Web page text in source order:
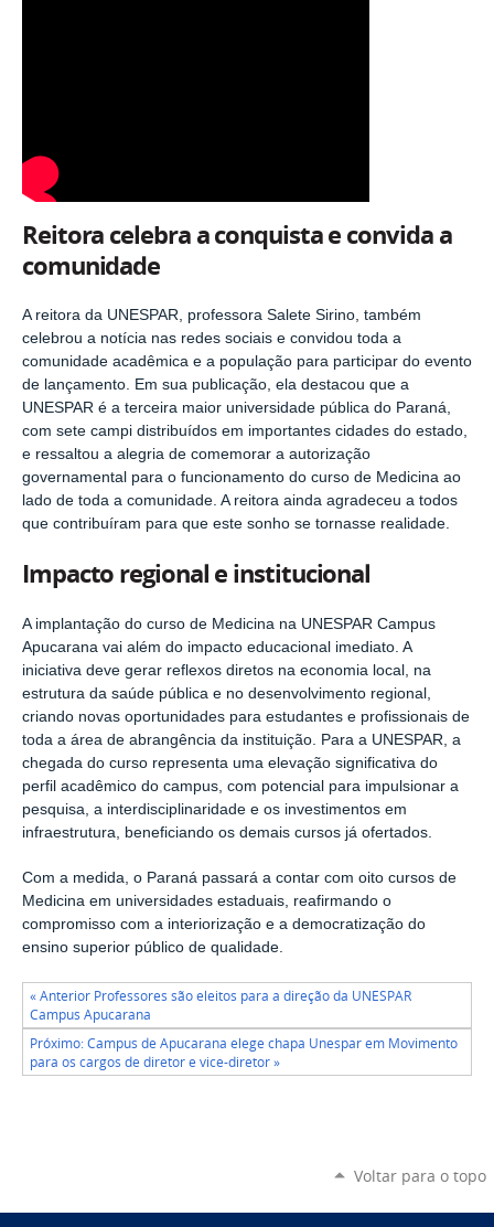
Reitora celebra a conquista e convida a
comunidade
A reitora da UNESPAR, professora Salete Sirino, também
celebrou a notícia nas redes sociais e convidou toda a
comunidade acadêmica e a população para participar do evento
de lançamento. Em sua publicação, ela destacou que a
UNESPAR é a terceira maior universidade pública do Paraná,
com sete campi distribuídos em importantes cidades do estado,
e ressaltou a alegria de comemorar a autorização
governamental para o funcionamento do curso de Medicina ao
lado de toda a comunidade. A reitora ainda agradeceu a todos
que contribuíram para que este sonho se tornasse realidade.
Impacto regional e institucional
A implantação do curso de Medicina na UNESPAR Campus
Apucarana vai além do impacto educacional imediato. A
iniciativa deve gerar reflexos diretos na economia local, na
estrutura da saúde pública e no desenvolvimento regional,
criando novas oportunidades para estudantes e profissionais de
toda a área de abrangência da instituição. Para a UNESPAR, a
chegada do curso representa uma elevação significativa do
perfil acadêmico do campus, com potencial para impulsionar a
pesquisa, a interdisciplinaridade e os investimentos em
infraestrutura, beneficiando os demais cursos já ofertados.
Com a medida, o Paraná passará a contar com oito cursos de
Medicina em universidades estaduais, reafirmando o
compromisso com a interiorização e a democratização do
ensino superior público de qualidade.
« Anterior Professores são eleitos para a direção da UNESPAR
Campus Apucarana
Próximo: Campus de Apucarana elege chapa Unespar em Movimento
para os cargos de diretor e vice-diretor »
Voltar para o topo